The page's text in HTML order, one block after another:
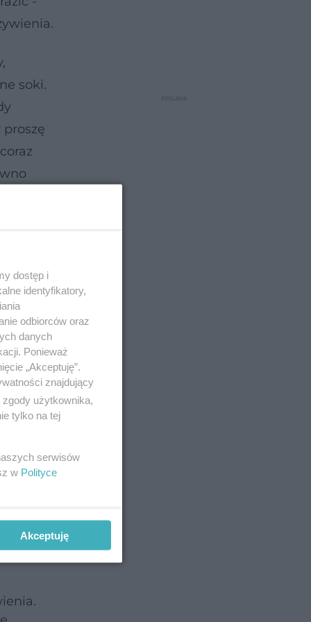
soki.
dostęp i
identyfikatory,
odbiorców oraz
danych
Ponieważ
„Akceptuję”.
znajdujący
użytkownika,
tylko na tej
serwisów
w Polityce
Akceptuję